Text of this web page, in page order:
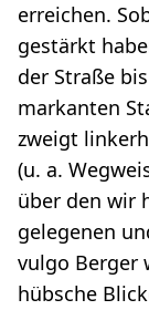
erreichen.
gestärkt
der Straße
markanten
zweigt
(u. a.
über den wir
gelegenen
vulgo Berger
hübsche